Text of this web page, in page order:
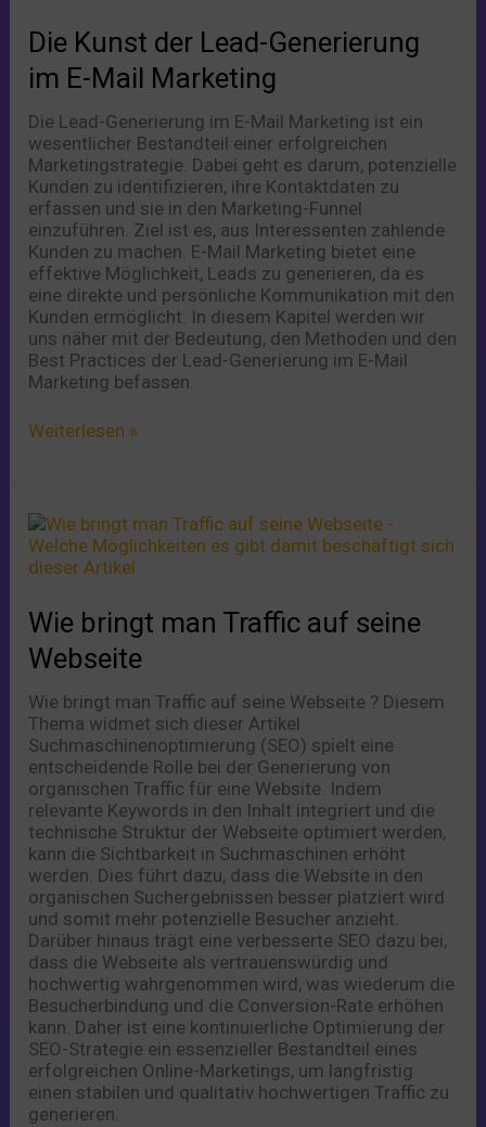
Die Kunst der Lead-Generierung
im E-Mail Marketing
Die Lead-Generierung im E-Mail Marketing ist ein
wesentlicher Bestandteil einer erfolgreichen
Marketingstrategie. Dabei geht es darum, potenzielle
Kunden zu identifizieren, ihre Kontaktdaten zu
erfassen und sie in den Marketing-Funnel
einzuführen. Ziel ist es, aus Interessenten zahlende
Kunden zu machen. E-Mail Marketing bietet eine
effektive Möglichkeit, Leads zu generieren, da es
eine direkte und persönliche Kommunikation mit den
Kunden ermöglicht. In diesem Kapitel werden wir
uns näher mit der Bedeutung, den Methoden und den
Best Practices der Lead-Generierung im E-Mail
Marketing befassen.
der
Lead-
Generierung
im
E-
Mail
Marketing
Weiterlesen »
Wie bringt man Traffic auf seine
Webseite
Wie bringt man Traffic auf seine Webseite ? Diesem
Thema widmet sich dieser Artikel
Suchmaschinenoptimierung (SEO) spielt eine
entscheidende Rolle bei der Generierung von
organischen Traffic für eine Website. Indem
relevante Keywords in den Inhalt integriert und die
technische Struktur der Webseite optimiert werden,
kann die Sichtbarkeit in Suchmaschinen erhöht
werden. Dies führt dazu, dass die Website in den
organischen Suchergebnissen besser platziert wird
und somit mehr potenzielle Besucher anzieht.
Darüber hinaus trägt eine verbesserte SEO dazu bei,
dass die Webseite als vertrauenswürdig und
hochwertig wahrgenommen wird, was wiederum die
Besucherbindung und die Conversion-Rate erhöhen
kann. Daher ist eine kontinuierliche Optimierung der
SEO-Strategie ein essenzieller Bestandteil eines
erfolgreichen Online-Marketings, um langfristig
einen stabilen und qualitativ hochwertigen Traffic zu
generieren.
Wie
bringt
man
auf
seine
Webseite